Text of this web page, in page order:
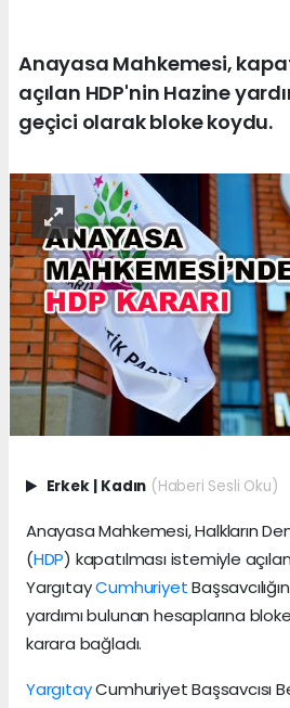
Anayasa Mahkemesi,
açılan HDP'nin Hazine
geçici olarak bloke koydu.
Erkek | Kadın (Haberi Sesli Oku)
Anayasa Mahkemesi, Halkların
(HDP) kapatılması istemiyle
YargıtayCumhuriyet
yardımı bulunan hesaplarına
karara bağladı.
YargıtayCumhuriyet Başsavcısı